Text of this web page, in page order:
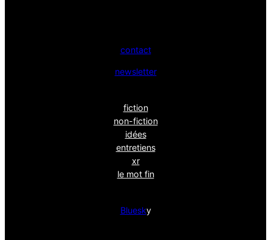
contact
newsletter
fiction
non-fiction
idées
entretiens
xr
le mot fin
Bluesky